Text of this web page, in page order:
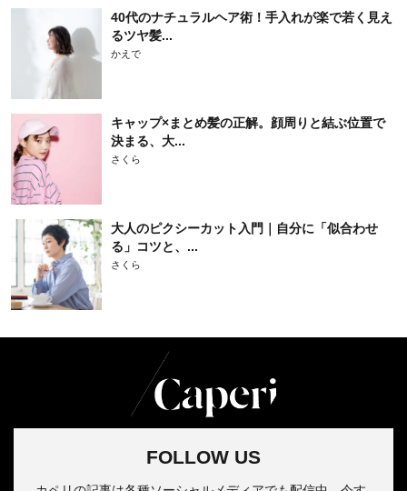
40代のナチュラルヘア術！手入れが楽で若く見え
るツヤ髪...
かえで
キャップ×まとめ髪の正解。顔周りと結ぶ位置で
決まる、大...
さくら
大人のピクシーカット入門｜自分に「似合わせ
る」コツと、...
さくら
FOLLOW US